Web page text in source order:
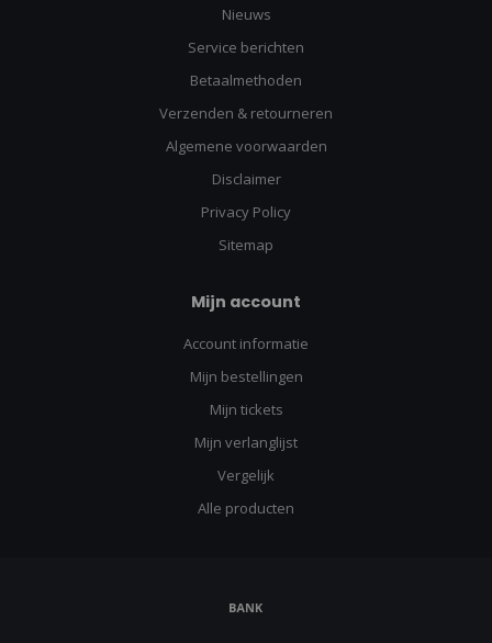
Nieuws
Service berichten
Betaalmethoden
Verzenden & retourneren
Algemene voorwaarden
Disclaimer
Privacy Policy
Sitemap
Mijn account
Account informatie
Mijn bestellingen
Mijn tickets
Mijn verlanglijst
Vergelijk
Alle producten